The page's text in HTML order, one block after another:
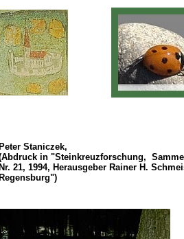
Peter Staniczek,
in "Steinkreuzforschung,
Nr. 21, 1994, Herausgeber Rainer H.
Regensburg")